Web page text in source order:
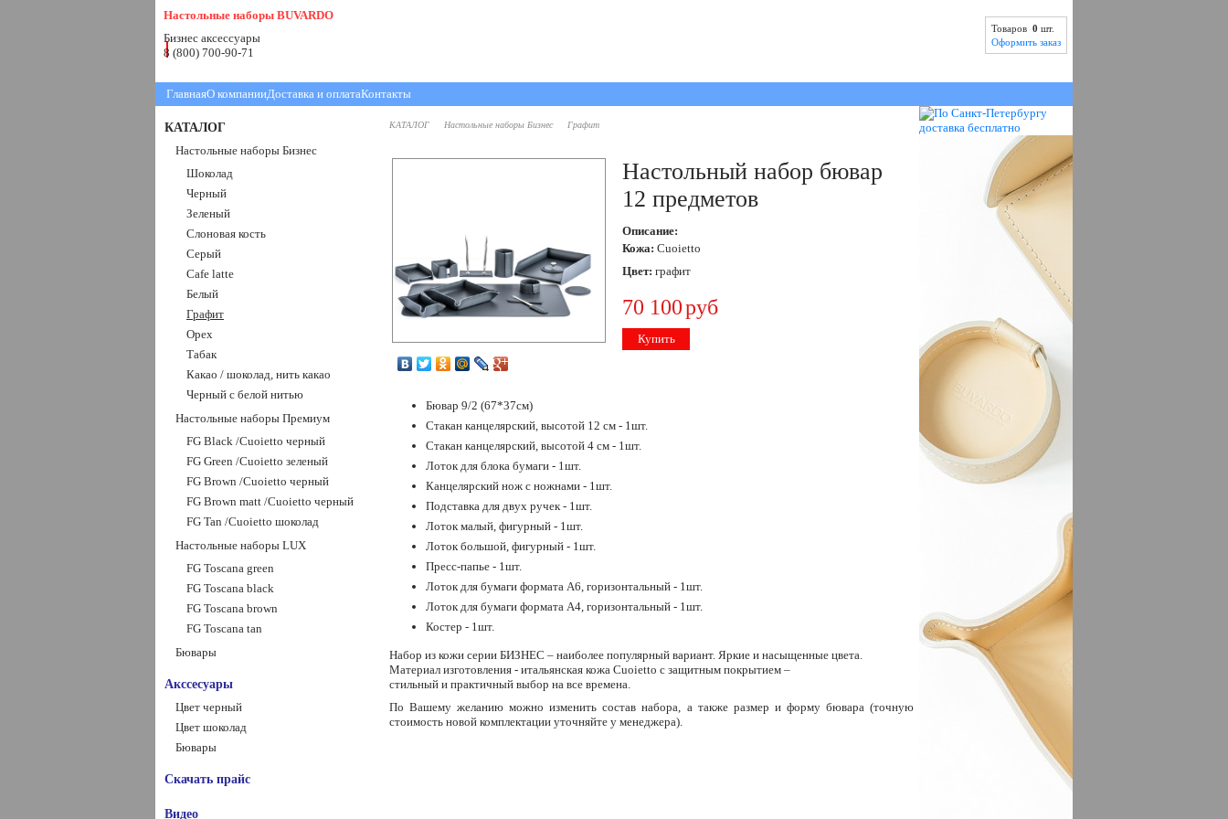
Товаров 0 шт.
Оформить заказ
Настольные наборы BUVARDO
Бизнес аксессуары
8 (800) 700-90-71
ГлавнаяО компанииДоставка и оплатаКонтакты
КАТАЛОГ
Настольные наборы Бизнес
Шоколад
Черный
Зеленый
Слоновая кость
Серый
Cafe latte
Белый
Графит
Орех
Табак
Какао / шоколад, нить какао
Черный с белой нитью
Настольные наборы Премиум
FG Black /Сuoietto черный
FG Green /Сuoietto зеленый
FG Brown /Сuoietto черный
FG Brown matt /Сuoietto черный
FG Tan /Сuoietto шоколад
Настольные наборы LUX
FG Toscana green
FG Toscana black
FG Toscana brown
FG Toscana tan
Бювары
Акссесуары
Цвет черный
Цвет шоколад
Бювары
Скачать прайс
Видео
КАТАЛОГ Настольные наборы Бизнес Графит
Настольный набор бювар
12 предметов
Описание:
Кожа: Cuoietto
Цвет: графит
70 100руб
Купить
Бювар 9/2 (67*37см)
Стакан канцелярский, высотой 12 см - 1шт.
Стакан канцелярский, высотой 4 см - 1шт.
Лоток для блока бумаги - 1шт.
Канцелярский нож с ножнами - 1шт.
Подставка для двух ручек - 1шт.
Лоток малый, фигурный - 1шт.
Лоток большой, фигурный - 1шт.
Пресс-папье - 1шт.
Лоток для бумаги формата А6, горизонтальный - 1шт.
Лоток для бумаги формата А4, горизонтальный - 1шт.
Костер - 1шт.
Набор из кожи серии БИЗНЕС – наиболее популярный вариант. Яркие и насыщенные цвета.
Материал изготовления - итальянская кожа Cuoietto с защитным покрытием –
стильный и практичный выбор на все времена.
По Вашему желанию можно изменить состав набора, а также размер и форму бювара (точную
стоимость новой комплектации уточняйте у менеджера).